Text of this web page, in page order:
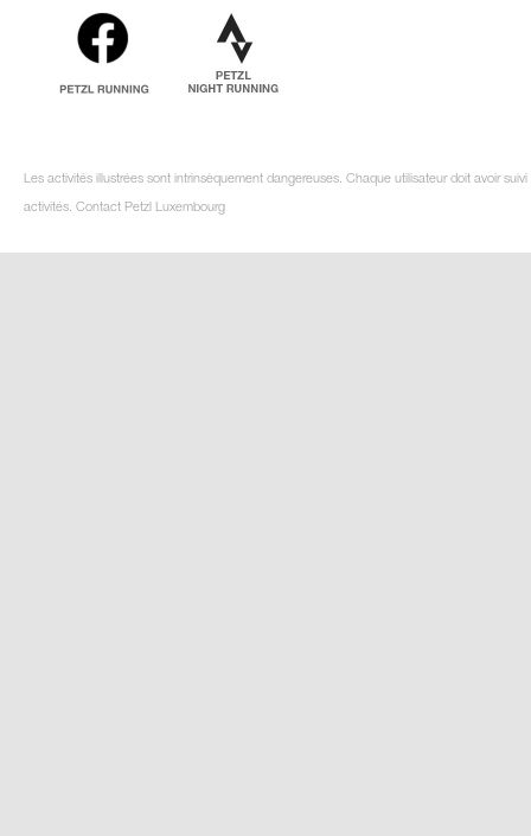
Les activités illustrées sont intrinsèquement dangereuses. Chaque utilisateur doit avoir
activités. Contact Petzl Luxembourg